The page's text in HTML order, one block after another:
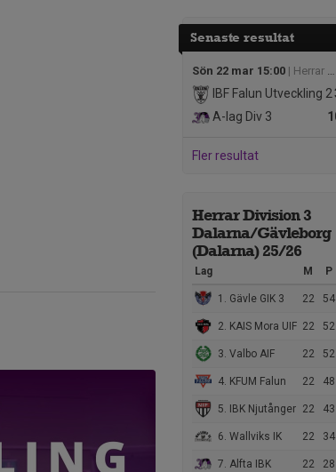
Senaste resultat
Sön 22 mar 15:00 | Herrar Division 3 Dalarna/Gävleborg (Dalarna)
IBF Falun Utveckling 2
A-lag Div 3
Fler resultat
Herrar Division 3
Dalarna/Gävleborg
(Dalarna) 25/26
Lag M P
1. Gävle GIK 3 22 54
2. KAIS Mora UIF 22 52
3. Valbo AIF 22 52
4. KFUM Falun 22 48
5. IBK Njutånger 22 43
6. Wallviks IK 22 34
7. Alfta IBK 22 28